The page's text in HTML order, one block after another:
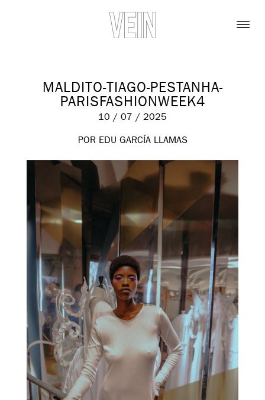
MALDITO-TIAGO-PESTANHA-
PARISFASHIONWEEK4
10 / 07 / 2025
POR EDU GARCÍA LLAMAS